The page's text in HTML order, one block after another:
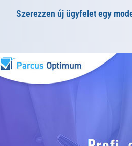
Szerezzen új ügyfelet egy